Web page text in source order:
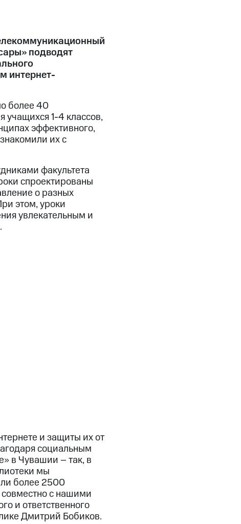
подводят
интернет-
более 40
учащихся 1-4 классов,
эффективного,
их с
факультета
спроектированы
о разных
этом, уроки
увлекательным и
и защиты их от
социальным
в Чувашии – так, в
мы
более 2500
с нашими
и ответственного
Дмитрий Бобиков.